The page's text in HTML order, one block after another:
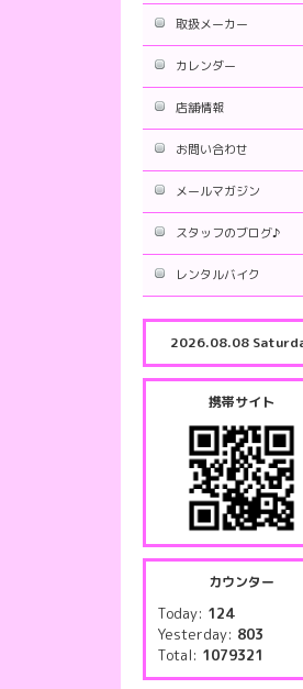
取扱メーカー
カレンダー
店舗情報
お問い合わせ
メールマガジン
スタッフのブログ♪
レンタルバイク
2026.08.08
携帯サイト
カウンター
Today: 124
Yesterday: 803
Total: 1079321